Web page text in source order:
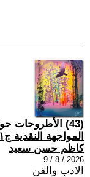
(43) الأطروحات
المواجهة النقدية ج١
كاظم حسن سعيد
2026 / 8 / 9
الادب والفن